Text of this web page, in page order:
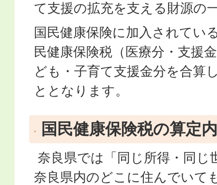
て支援の拡充を支える財源の
国民健康保険に加入されてい
民健康保険税（医療分・支援
ども・子育て支援金分を合算
ととなります。
国民健康保険税の算定
奈良県では「同じ所得・同じ
奈良県内のどこに住んでいて